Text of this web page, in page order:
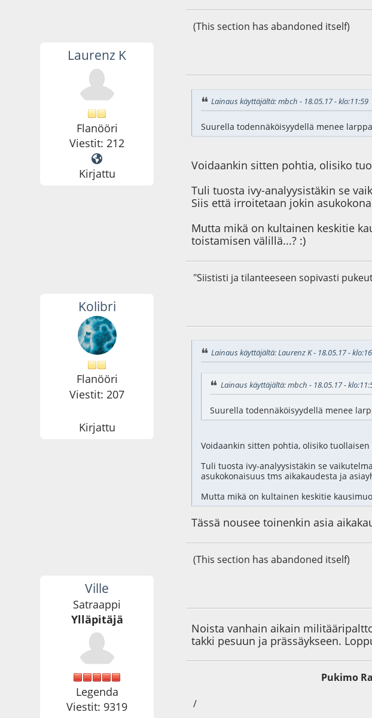
(This section has abandoned itself)
Laurenz K
Flanööri
Viestit: 212
Kirjattu
Lainaus käyttäjältä: mbch - 18.05.17 - klo:11:59
Suurella todennäköisyydellä menee
Voidaankin sitten pohtia, olisiko
Tuli tuosta ivy-analyysistäkin se
Siis että irroitetaan jokin
Mutta mikä on kultainen keskitie
toistamisen välillä...? :)
"Siististi ja tilanteeseen sopivasti
Kolibri
Flanööri
Viestit: 207
Kirjattu
Lainaus käyttäjältä: Laurenz K - 18.05.17 -
Lainaus käyttäjältä: mbch - 18.05.17 -
Suurella todennäköisyydellä menee
Voidaankin sitten pohtia, olisiko
Tuli tuosta ivy-analyysistäkin se
asukokonaisuus tms aikakaudesta ja
Mutta mikä on kultainen keskitie
Tässä nousee toinenkin asia
(This section has abandoned itself)
Ville
Satraappi
Ylläpitäjä
Legenda
Viestit: 9319
Noista vanhain aikain
takki pesuun ja prässäykseen.
Pukimo
/